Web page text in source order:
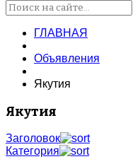
ГЛАВНАЯ
Объявления
Якутия
Якутия
Заголовок
Категория